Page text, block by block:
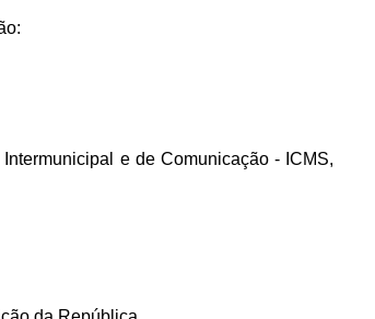
e de Comunicação - ICMS,